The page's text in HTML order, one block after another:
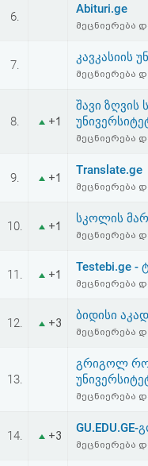
სალიცენზიო
შეთანხმება
უარყოფა
6.
Abituri.ge
მეცნიერება
7.
კავკასიის
მეცნიერება
8. +1
შავი ზღვის
მეცნიერება
9. +1
Translate.ge
მეცნიერება
10. +1
სკოლის
მეცნიერება
11. +1
Testebi.ge -
მეცნიერება
12. +3
ბიდისი
მეცნიერება
13.
გრიგოლ
მეცნიერება
14. +3
მეცნიერება